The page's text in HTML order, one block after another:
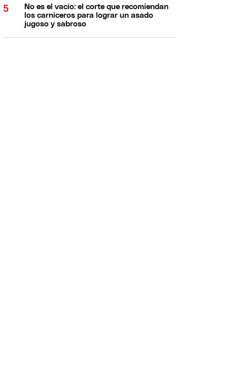
No es el vacío: el corte que recomiendan
los carniceros para lograr un asado
jugoso y sabroso